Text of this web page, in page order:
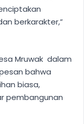
berkarakter,”
Mruwak dalam
bahwa
biasa,
pembangunan